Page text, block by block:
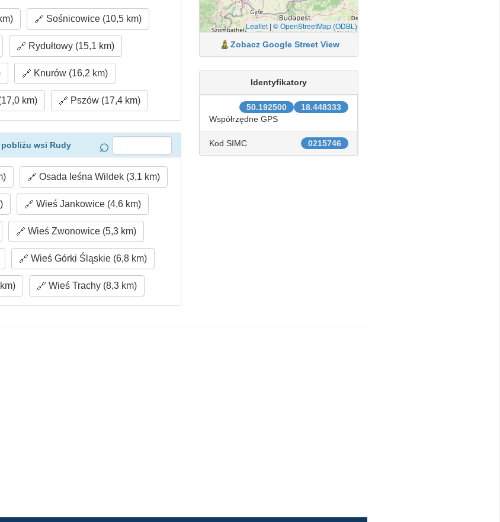
Sośnicowice (10,5 km)
Rydułtowy (15,1 km)
Knurów (16,2 km)
km) Pszów (17,4 km)
wsi Rudy
Osada leśna Wildek (3,1 km)
Wieś Jankowice (4,6 km)
Wieś Zwonowice (5,3 km)
Wieś Górki Śląskie (6,8 km)
Wieś Trachy (8,3 km)
Leaflet| © OpenStreetMap (ODBL)
Zobacz Google Street View
Identyfikatory
18.448333
50.192500
Współrzędne GPS
0215746
Kod SIMC